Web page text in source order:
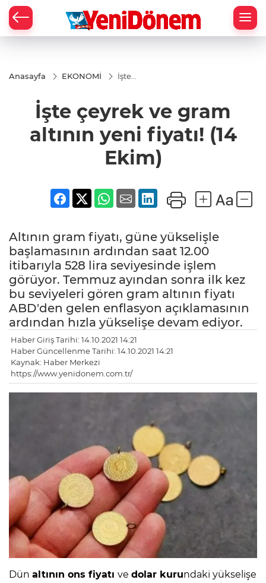
Anasayfa EKONOMİ
İşte
gram
altının
fiyatı!
(14
Ekim)
İşte çeyrek ve gram
altının yeni fiyatı! (14
Ekim)
Altının gram fiyatı, güne yükselişle
başlamasının ardından saat 12.00
itibarıyla 528 lira seviyesinde işlem
görüyor. Temmuz ayından sonra ilk kez
bu seviyeleri gören gram altının fiyatı
ABD'den gelen enflasyon açıklamasının
ardından hızla yükselişe devam ediyor.
Haber Giriş Tarihi: 14.10.2021 14:21
Haber Güncellenme Tarihi: 14.10.2021 14:21
Kaynak: Haber Merkezi
https://www.yenidonem.com.tr/
Dün altının ons fiyatı ve dolar kurundaki yükselişe